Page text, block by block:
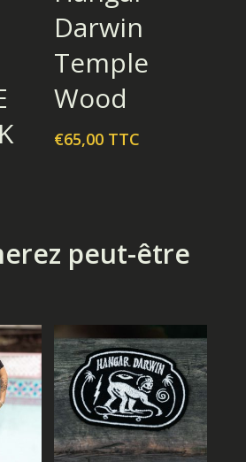
Darwin
Temple
Wood
€65,00 TTC
peut-être